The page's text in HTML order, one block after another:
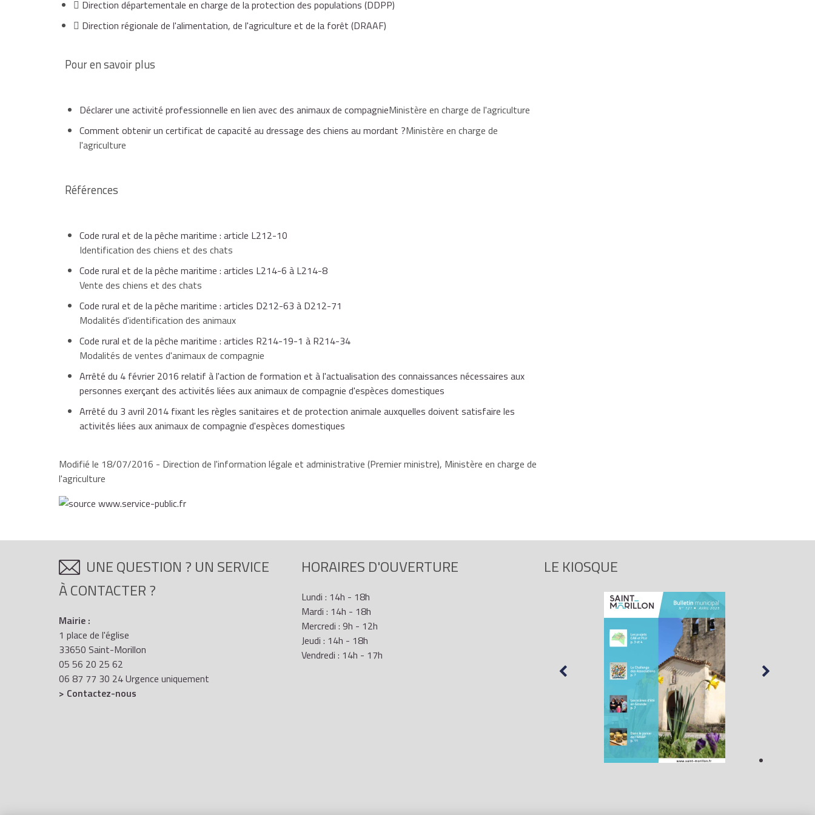
Pour un animal non qualifié de race, la mention
d'apparence
le cas échéant, un certificat vétérinaire de stérilisation,
les vaccinations réalisées,
pour les chiens et chats de race, une copie de la déclaration de naissance inscrite au livre généalogique,
Direction départementale en charge de la protection des populations (DDPP)
Direction régionale de l'alimentation, de l'agriculture et de la forêt (DRAAF)
Pour en savoir plus
Déclarer une activité professionnelle en lien avec des animaux de compagnieMinistère en charge de l'agriculture
Comment obtenir un certificat de capacité au dressage des chiens au mordant ?Ministère en charge de
l'agriculture
Références
Code rural et de la pêche maritime : article L212-10
Identification des chiens et des chats
Code rural et de la pêche maritime : articles L214-6 à L214-8
Vente des chiens et des chats
Code rural et de la pêche maritime : articles D212-63 à D212-71
Modalités d'identification des animaux
Code rural et de la pêche maritime : articles R214-19-1 à R214-34
Modalités de ventes d'animaux de compagnie
Arrêté du 4 février 2016 relatif à l'action de formation et à l'actualisation des connaissances nécessaires aux
personnes exerçant des activités liées aux animaux de compagnie d'espèces domestiques
Arrêté du 3 avril 2014 fixant les règles sanitaires et de protection animale auxquelles doivent satisfaire les
activités liées aux animaux de compagnie d'espèces domestiques
Modifié le 18/07/2016 - Direction de l'information légale et administrative (Premier ministre), Ministère en charge de
l'agriculture
UNE QUESTION ? UN SERVICE
À CONTACTER ?
Mairie :
1 place de l'église
33650 Saint-Morillon
05 56 20 25 62
06 87 77 30 24 Urgence uniquement
> Contactez-nous
HORAIRES D'OUVERTURE
Lundi : 14h - 18h
Mardi : 14h - 18h
Mercredi : 9h - 12h
Jeudi : 14h - 18h
Vendredi : 14h - 17h
LE KIOSQUE